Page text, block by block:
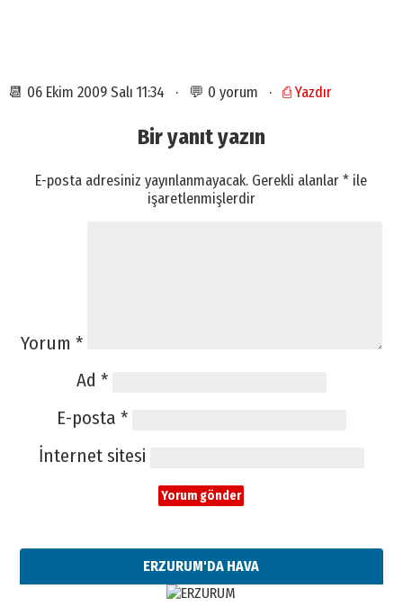
📆 06 Ekim 2009 Salı 11:34 · 💬 0 yorum · ⎙ Yazdır
Bir yanıt yazın
E-posta adresiniz yayınlanmayacak. Gerekli alanlar* ile
işaretlenmişlerdir
Yorum *
Ad *
E-posta *
İnternet sitesi
ERZURUM'DA HAVA